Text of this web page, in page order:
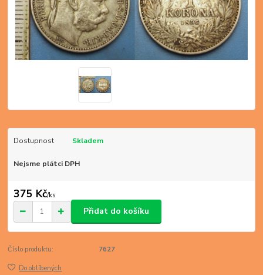
Dostupnost Skladem
Nejsme plátci DPH
375 Kč/ks
Přidat do košíku
Číslo produktu: 7627
Do oblíbených